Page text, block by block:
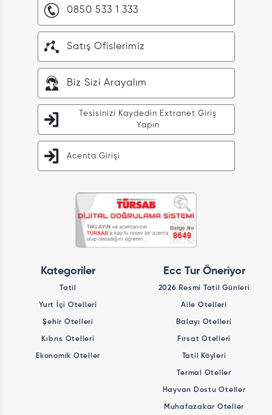
0850 533 1 333
Satış Ofislerimiz
Biz Sizi Arayalım
Tesisinizi Kaydedin Extranet Giriş
Yapın
Acenta Girişi
Kategoriler
Tatil
Yurt İçi Otelleri
Şehir Otelleri
Kıbrıs Otelleri
Ekonomik Oteller
Ecc Tur Öneriyor
2026 Resmi Tatil Günleri
Aile Otelleri
Balayı Otelleri
Fırsat Otelleri
Tatil Köyleri
Termal Oteller
Hayvan Dostu Oteller
Muhafazakar Oteller